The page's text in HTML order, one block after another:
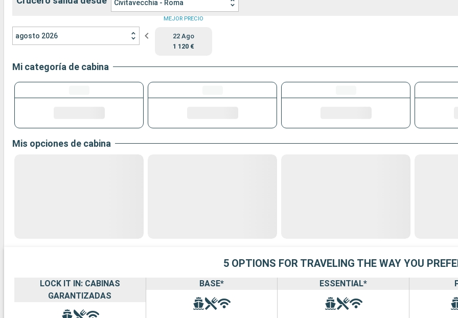
Civitavecchia - Roma
agosto 2026
MEJOR PRECIO
22 Ago
1 120 €
Mi categoría de cabina
Mis opciones de cabina
5 OPTIONS FOR TRAVELING THE WAY YOU
LOCK IT IN: CABINAS
GARANTIZADAS
BASE* ESSENTIAL*